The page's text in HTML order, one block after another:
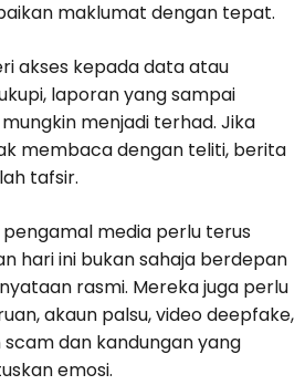
maklumat dengan tepat.
akses kepada data atau
laporan yang sampai
menjadi terhad. Jika
membaca dengan teliti, berita
tafsir.
pengamal media perlu terus
hari ini bukan sahaja berdepan
rasmi. Mereka juga perlu
akaun palsu, video deepfake,
scam dan kandungan yang
emosi.